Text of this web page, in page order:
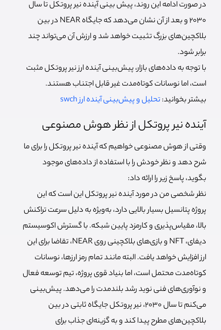
در صورت ادامه این روند، پیش بینی آینده نیر پروتکل تا سال
2030 و بعد از آن نشان می‌دهد که جایگاه NEAR در بین
بلاکچین‌های بزرگ تثبیت خواهد شد و ارزش آن می‌تواند چند
برابر شود.
با توجه به داده‌های بازار، پیش‌بینی آینده ارز نیر پروتکل مثبت
است، اما نوسانات کوتاه‌مدت غیر قابل اجتناب هستند.
بیشتر بخوانید:تحلیل و پیش‌بینی آینده ارز swch
آینده نیر پروتکل از نظر هوش مصنوعی
وقتی از هوش مصنوعی خواهیم که آینده نیر پروتکل را برای ما
شرح دهد و نظر خودش را با استفاده از داده‌های موجود
بگوید، پاسخ زیر را ارائه داد:
نظر شخصی من در مورد آینده نیر پروتکل این است که این
پروژه پتانسیل بسیار بالایی دارد، به‌ویژه به دلیل سرعت تراکنش
بالا، مقیاس‌پذیری و کارمزد پایین شبکه. با گسترش اکوسیستم
دیفای، NFT و بازی‌های بلاکچینی روی NEAR، تقاضا برای این
ارز افزایش خواهد یافت. البته مانند تمام رمز ارزها، نوسانات
کوتاه‌مدت محتمل است، اما بنیاد قوی پروژه، تیم توسعه فعال
و نوآوری‌های فنی نوید رشد بلندمدت را می‌دهد. پیش‌بینی
می‌کنم تا سال ۲۰۳۰، نیر پروتکل جایگاه ثابتی در بین
بلاکچین‌های مطرح پیدا کند و به گزینه‌ای جذاب برای